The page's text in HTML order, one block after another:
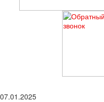
07.01.2025